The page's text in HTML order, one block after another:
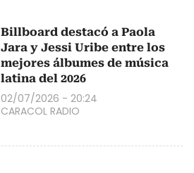
Billboard destacó a Paola
Jara y Jessi Uribe entre los
mejores álbumes de música
latina del 2026
02/07/2026 - 20:24
CARACOL RADIO